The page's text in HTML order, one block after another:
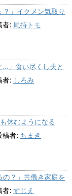
？」イクメン気取り
者: 尾持トモ
…」食い尽くし夫と
者: しろみ
休むようになる
稿者: ちまき
の？」共働き家庭を
者: すじえ